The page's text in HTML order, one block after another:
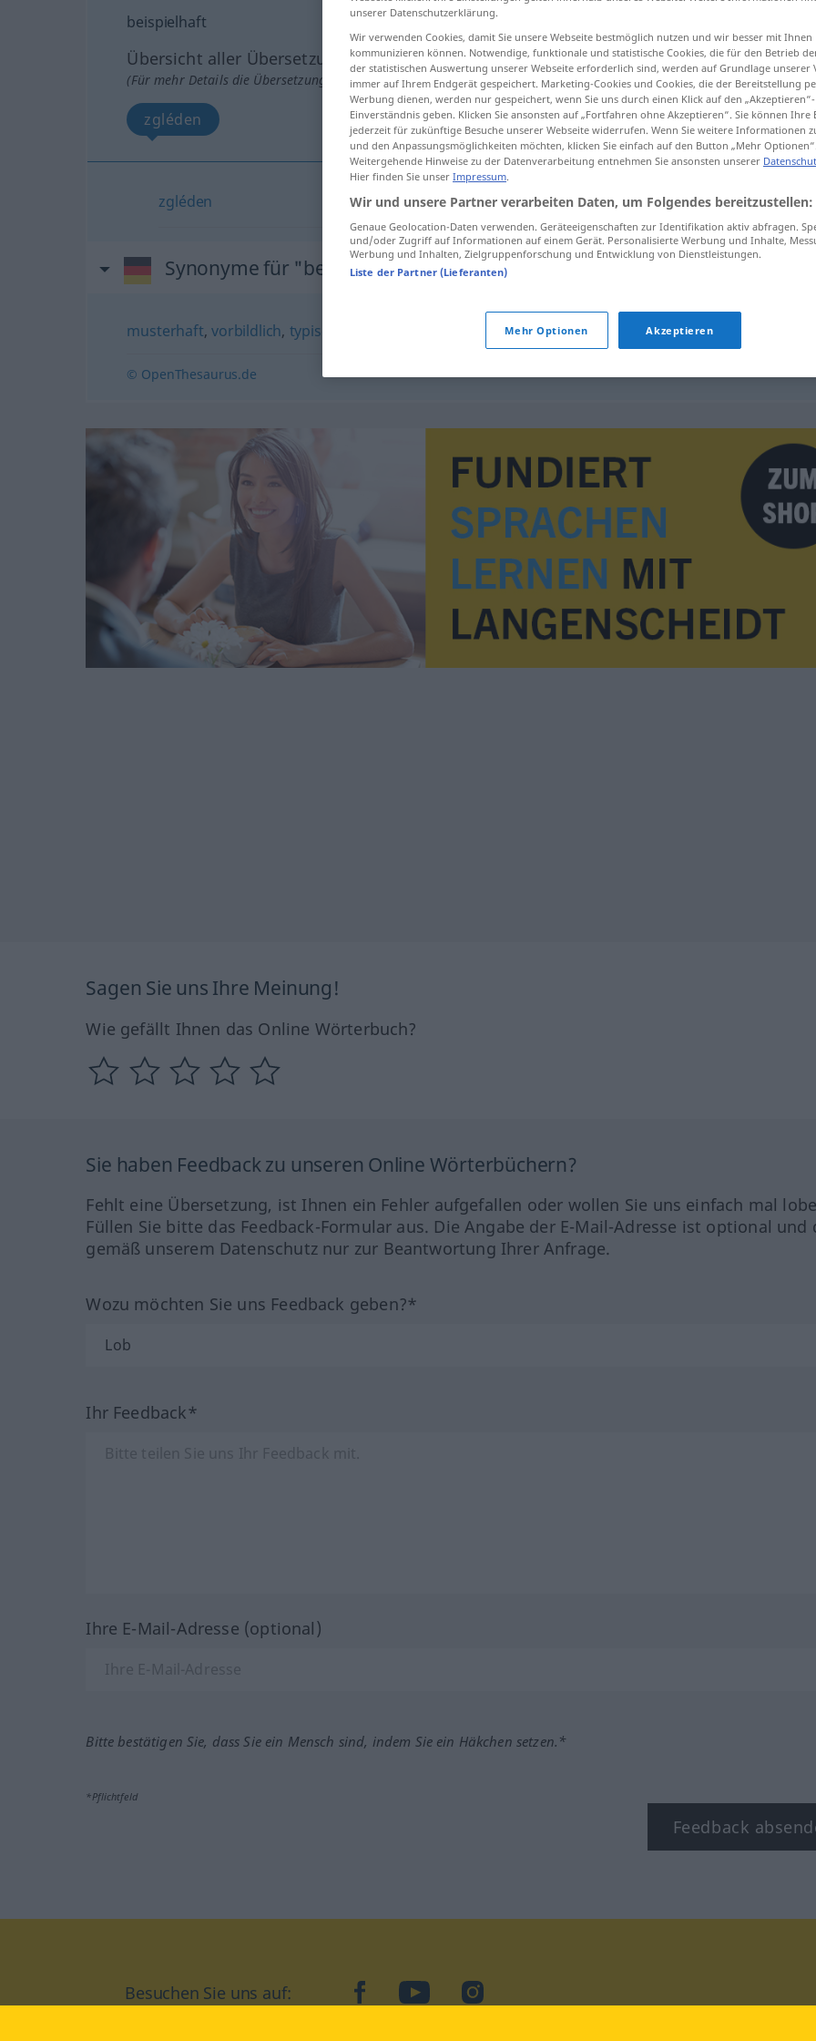
beispielhaft
Übersicht aller Übersetzungen
(Für mehr Details die Übersetzung anklicken/antippen)
zgléden
zgléden beispielhaft
Synonyme für "beispielhaft"
musterhaft,vorbildlich, typisch
© OpenThesaurus.de
Sagen Sie uns Ihre Meinung!
Wie gefällt Ihnen das Online Wörterbuch?
Sie haben Feedback zu unseren Online Wörterbüchern?
Fehlt eine Übersetzung, ist Ihnen ein Fehler aufgefallen oder wollen Sie uns einfach mal
Füllen Sie bitte das Feedback-Formular aus. Die Angabe der E-Mail-Adresse ist optional und
gemäß unserem Datenschutz nur zur Beantwortung Ihrer Anfrage.
Wozu möchten Sie uns Feedback geben?*
Ihr Feedback*
Ihre E-Mail-Adresse (optional)
Bitte bestätigen Sie, dass Sie ein Mensch sind, indem Sie ein Häkchen setzen.*
*Pflichtfeld
Feedback
Besuchen Sie uns auf: facebookYouTubeInstagram
unserer Datenschutzerklärung.
Wir verwenden Cookies, damit Sie unsere Webseite bestmöglich nutzen und wir besser mit Ihnen
kommunizieren können. Notwendige, funktionale und statistische Cookies, die für den Betrieb
der statistischen Auswertung unserer Webseite erforderlich sind, werden auf Grundlage unserer
immer auf Ihrem Endgerät gespeichert. Marketing-Cookies und Cookies, die der Bereitstellung
Werbung dienen, werden nur gespeichert, wenn Sie uns durch einen Klick auf den
Einverständnis geben. Klicken Sie ansonsten auf „Fortfahren ohne Akzeptieren“. Sie können
jederzeit für zukünftige Besuche unserer Webseite widerrufen. Wenn Sie weitere Informationen
und den Anpassungsmöglichkeiten möchten, klicken Sie einfach auf den Button „Mehr
Weitergehende Hinweise zu der Datenverarbeitung entnehmen Sie ansonsten unserer
Hier finden Sie unser Impressum.
Wir und unsere Partner verarbeiten Daten, um Folgendes bereitzustellen:
Genaue Geolocation-Daten verwenden. Geräteeigenschaften zur Identifikation aktiv abfragen.
und/oder Zugriff auf Informationen auf einem Gerät. Personalisierte Werbung und Inhalte,
Werbung und Inhalten, Zielgruppenforschung und Entwicklung von Dienstleistungen.
Liste der Partner (Lieferanten)
Mehr Optionen Akzeptieren